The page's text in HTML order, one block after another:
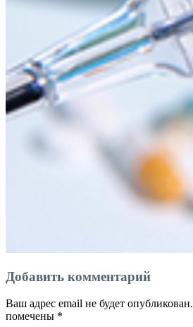
Добавить комментарий
Ваш адрес email не будет опубликован.
помечены *